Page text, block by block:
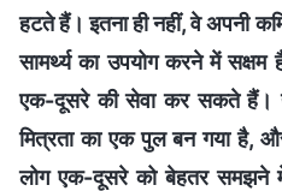
हटते हैं। इतना ही नहीं, वे अपनी
सामर्थ्य का उपयोग करने में सक्षम
एक-दूसरे की सेवा कर सकते हैं।
मित्रता का एक पुल बन गया है,
लोग एक-दूसरे को बेहतर समझने में